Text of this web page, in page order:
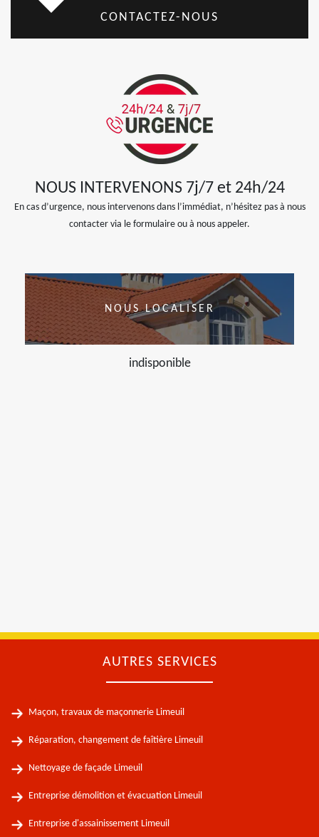
CONTACTEZ-NOUS
NOUS INTERVENONS 7j/7 et 24h/24
En cas d’urgence, nous intervenons dans l’immédiat, n’hésitez pas à nous
contacter via le formulaire ou à nous appeler.
NOUS LOCALISER
indisponible
AUTRES SERVICES
Maçon, travaux de maçonnerie Limeuil
Réparation, changement de faîtière Limeuil
Nettoyage de façade Limeuil
Entreprise démolition et évacuation Limeuil
Entreprise d'assainissement Limeuil